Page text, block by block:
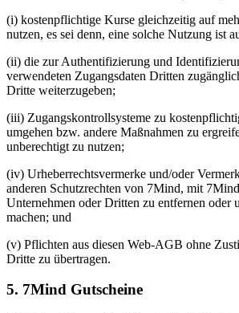
(i) kostenpflichtige Kurse gleichzeitig auf
nutzen, es sei denn, eine solche Nutzung ist
(ii) die zur Authentifizierung und
verwendeten Zugangsdaten Dritten
Dritte weiterzugeben;
(iii) Zugangskontrollsysteme zu
umgehen bzw. andere Maßnahmen zu
unberechtigt zu nutzen;
(iv) Urheberrechtsvermerke und/oder
anderen Schutzrechten von 7Mind, mit
Unternehmen oder Dritten zu entfernen oder
machen; und
(v) Pflichten aus diesen Web-AGB ohne
Dritte zu übertragen.
5. 7Mind Gutscheine